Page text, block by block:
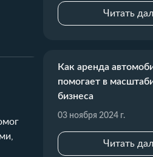
Читать
Как аренда
помогает в
бизнеса
03 ноября 2024 г.
Читать